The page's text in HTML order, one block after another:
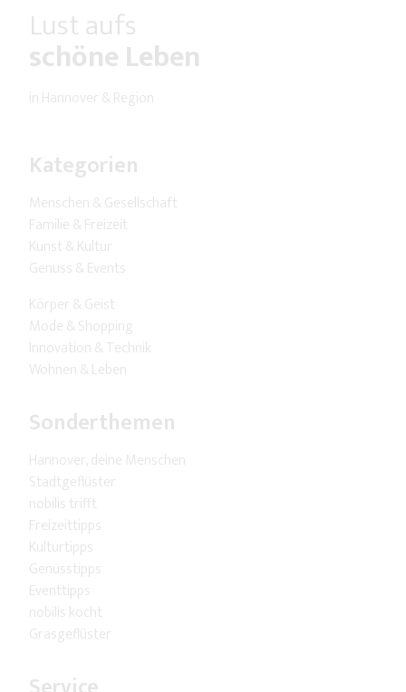
Lust aufs
schöne Leben
in Hannover & Region
Kategorien
Menschen & Gesellschaft
Familie & Freizeit
Kunst & Kultur
Genuss & Events
Körper & Geist
Mode & Shopping
Innovation & Technik
Wohnen & Leben
Sonderthemen
Hannover, deine Menschen
Stadtgeflüster
nobilis trifft
Freizeittipps
Kulturtipps
Genusstipps
Eventtipps
nobilis kocht
Grasgeflüster